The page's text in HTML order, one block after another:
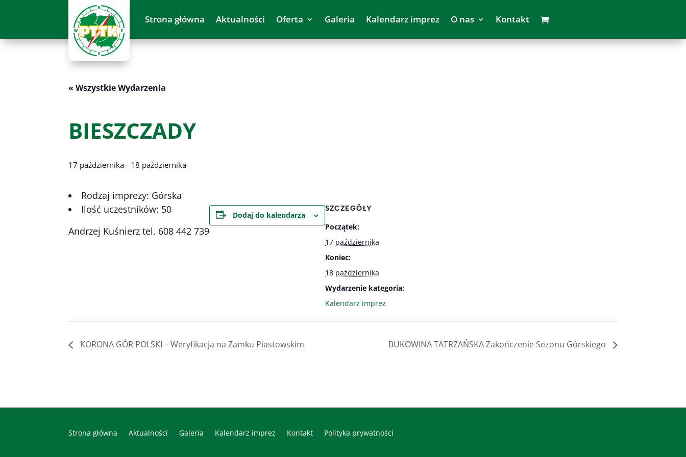
Strona główna Aktualności Oferta Galeria Kalendarz imprez O nas Kontakt
« Wszystkie Wydarzenia
BIESZCZADY
17 października - 18 października
Rodzaj imprezy: Górska
Ilość uczestników: 50
Andrzej Kuśnierz tel. 608 442 739
Dodaj do kalendarza
SZCZEGÓŁY
Początek:
17 października
Koniec:
18 października
Wydarzenie kategoria:
Kalendarz imprez
KORONA GÓR POLSKI – Weryfikacja na Zamku Piastowskim BUKOWINA TATRZAŃSKA Zakończenie Sezonu Górskiego
Strona główna Aktualności Galeria Kalendarz imprez Kontakt Polityka prywatności